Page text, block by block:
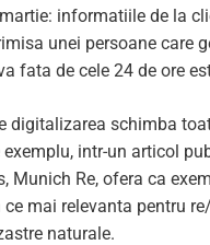
informatiile de la
unei persoane care
fata de cele 24 de ore
digitalizarea schimba
intr-un articol
Munich Re, ofera ca
mai relevanta pentru
naturale.